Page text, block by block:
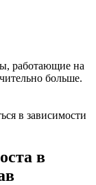
работающие на
больше.
в зависимости
в